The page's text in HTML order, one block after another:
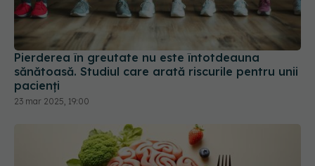
Pierderea în greutate nu este întotdeauna
sănătoasă. Studiul care arată riscurile pentru unii
pacienți
23 mar 2025, 19:00